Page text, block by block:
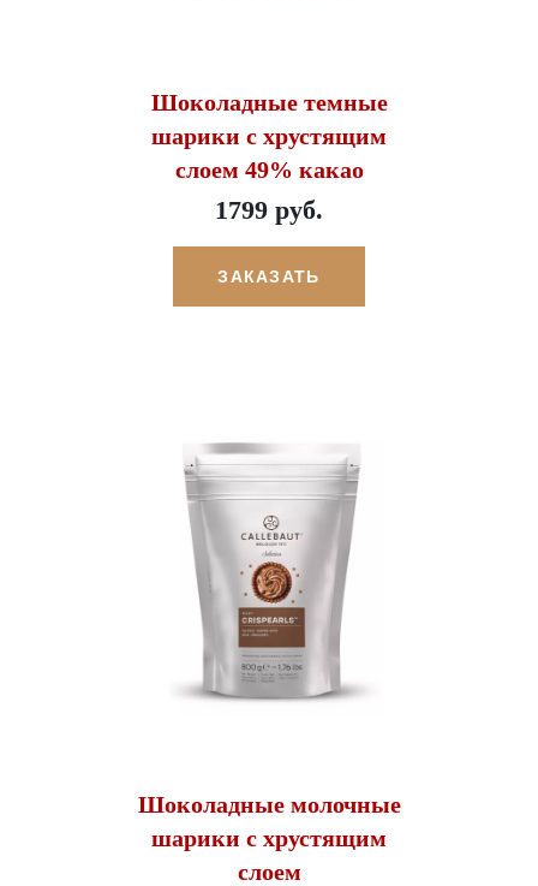
Шоколадные темные
шарики с хрустящим
слоем 49% какао
1799 руб.
ЗАКАЗАТЬ
Шоколадные молочные
шарики с хрустящим
слоем